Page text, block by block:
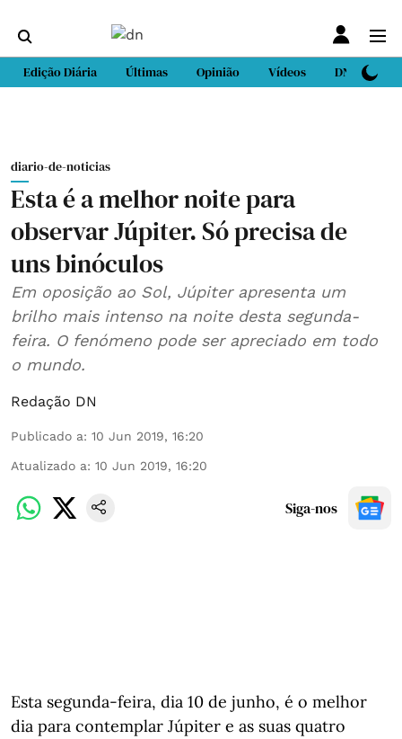
Edição Diária Últimas Opinião Vídeos DN Sport
diario-de-noticias
Esta é a melhor noite para
observar Júpiter. Só precisa de
uns binóculos
Em oposição ao Sol, Júpiter apresenta um
brilho mais intenso na noite desta segunda-
feira. O fenómeno pode ser apreciado em todo
o mundo.
Redação DN
Publicado a: 10 Jun 2019, 16:20
Atualizado a: 10 Jun 2019, 16:20
Siga-nos
Esta segunda-feira, dia 10 de junho, é o melhor
dia para contemplar Júpiter e as suas quatro